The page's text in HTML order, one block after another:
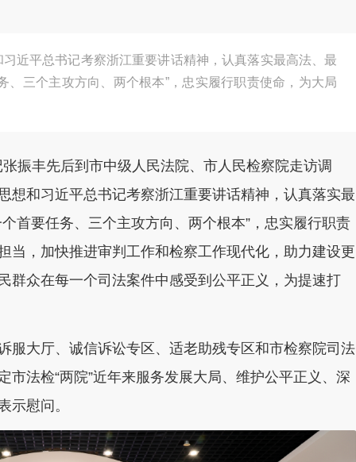
近平总书记考察浙江重要讲话精神，认真落实最高法、最
、三个主攻方向、两个根本”，忠实履行职责使命，为大局
振丰先后到市中级人民法院、市人民检察院走访调
想和习近平总书记考察浙江重要讲话精神，认真落实最
首要任务、三个主攻方向、两个根本”，忠实履行职责
当，加快推进审判工作和检察工作现代化，助力建设更
群众在每一个司法案件中感受到公平正义，为提速打
服大厅、诚信诉讼专区、适老助残专区和市检察院司法
法检“两院”近年来服务发展大局、维护公平正义、深
示慰问。